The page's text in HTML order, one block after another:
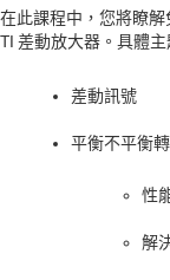
在此課程中，您將瞭
TI 差動放大器。具體主
差動訊號
平衡不平衡
性
解